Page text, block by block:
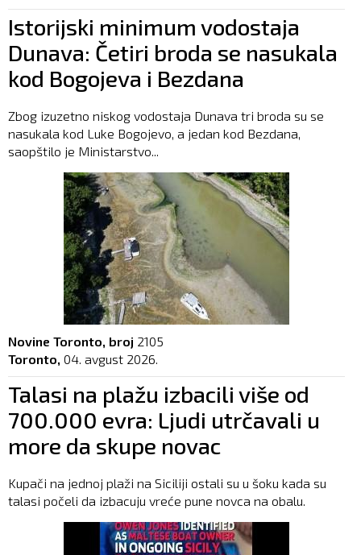
Istorijski minimum vodostaja
Dunava: Četiri broda se nasukala
kod Bogojeva i Bezdana
Zbog izuzetno niskog vodostaja Dunava tri broda su se
nasukala kod Luke Bogojevo, a jedan kod Bezdana,
saopštilo je Ministarstvo...
Novine Toronto, broj 2105
Toronto, 04. avgust 2026.
Talasi na plažu izbacili više od
700.000 evra: Ljudi utrčavali u
more da skupe novac
Kupači na jednoj plaži na Siciliji ostali su u šoku kada su
talasi počeli da izbacuju vreće pune novca na obalu.